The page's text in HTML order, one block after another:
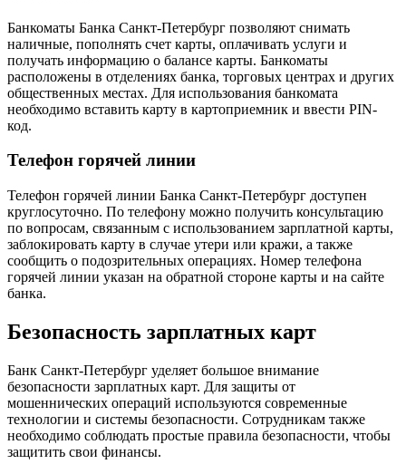
Банкоматы Банка Санкт-Петербург позволяют снимать
наличные, пополнять счет карты, оплачивать услуги и
получать информацию о балансе карты. Банкоматы
расположены в отделениях банка, торговых центрах и других
общественных местах. Для использования банкомата
необходимо вставить карту в картоприемник и ввести PIN-
код.
Телефон горячей линии
Телефон горячей линии Банка Санкт-Петербург доступен
круглосуточно. По телефону можно получить консультацию
по вопросам, связанным с использованием зарплатной карты,
заблокировать карту в случае утери или кражи, а также
сообщить о подозрительных операциях. Номер телефона
горячей линии указан на обратной стороне карты и на сайте
банка.
Безопасность зарплатных карт
Банк Санкт-Петербург уделяет большое внимание
безопасности зарплатных карт. Для защиты от
мошеннических операций используются современные
технологии и системы безопасности. Сотрудникам также
необходимо соблюдать простые правила безопасности, чтобы
защитить свои финансы.